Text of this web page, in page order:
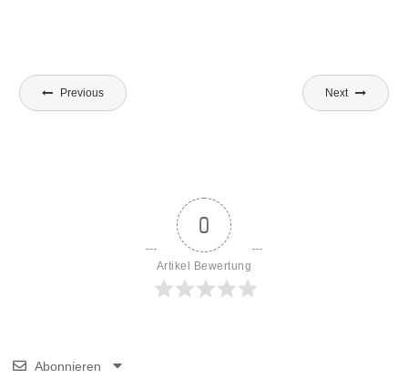
Beitragsnavigation
Previous Next
0
Artikel Bewertung
Abonnieren